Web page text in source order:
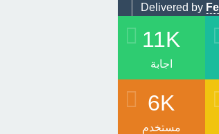
Delivered by
11K
اجابة
6K
مستخدم